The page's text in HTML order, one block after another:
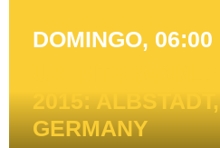
DOMINGO, 06:00
2015: ALBSTADT,
GERMANY